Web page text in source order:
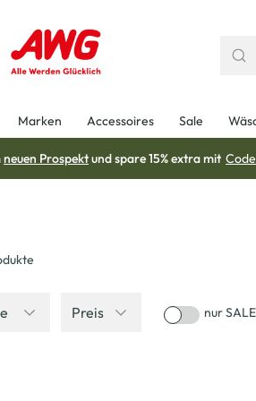
Marken Accessoires Sale
neuen Prospektund spare 15% extra mit
Preis nur